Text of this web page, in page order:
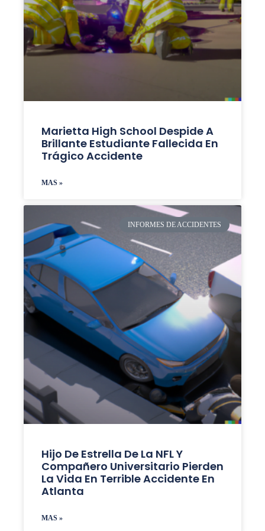
Marietta High School Despide A
Brillante Estudiante Fallecida En
Trágico Accidente
MAS »
INFORMES DE ACCIDENTES
Hijo De Estrella De La NFL Y
Compañero Universitario Pierden
La Vida En Terrible Accidente En
Atlanta
MAS »